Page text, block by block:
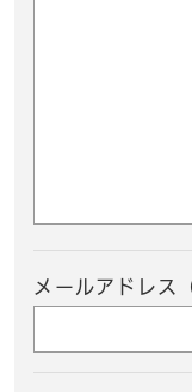
メールアドレス